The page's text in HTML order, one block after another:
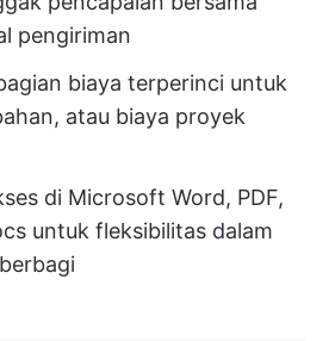
pengiriman
biaya terperinci untuk
atau biaya proyek
di Microsoft Word, PDF,
untuk fleksibilitas dalam